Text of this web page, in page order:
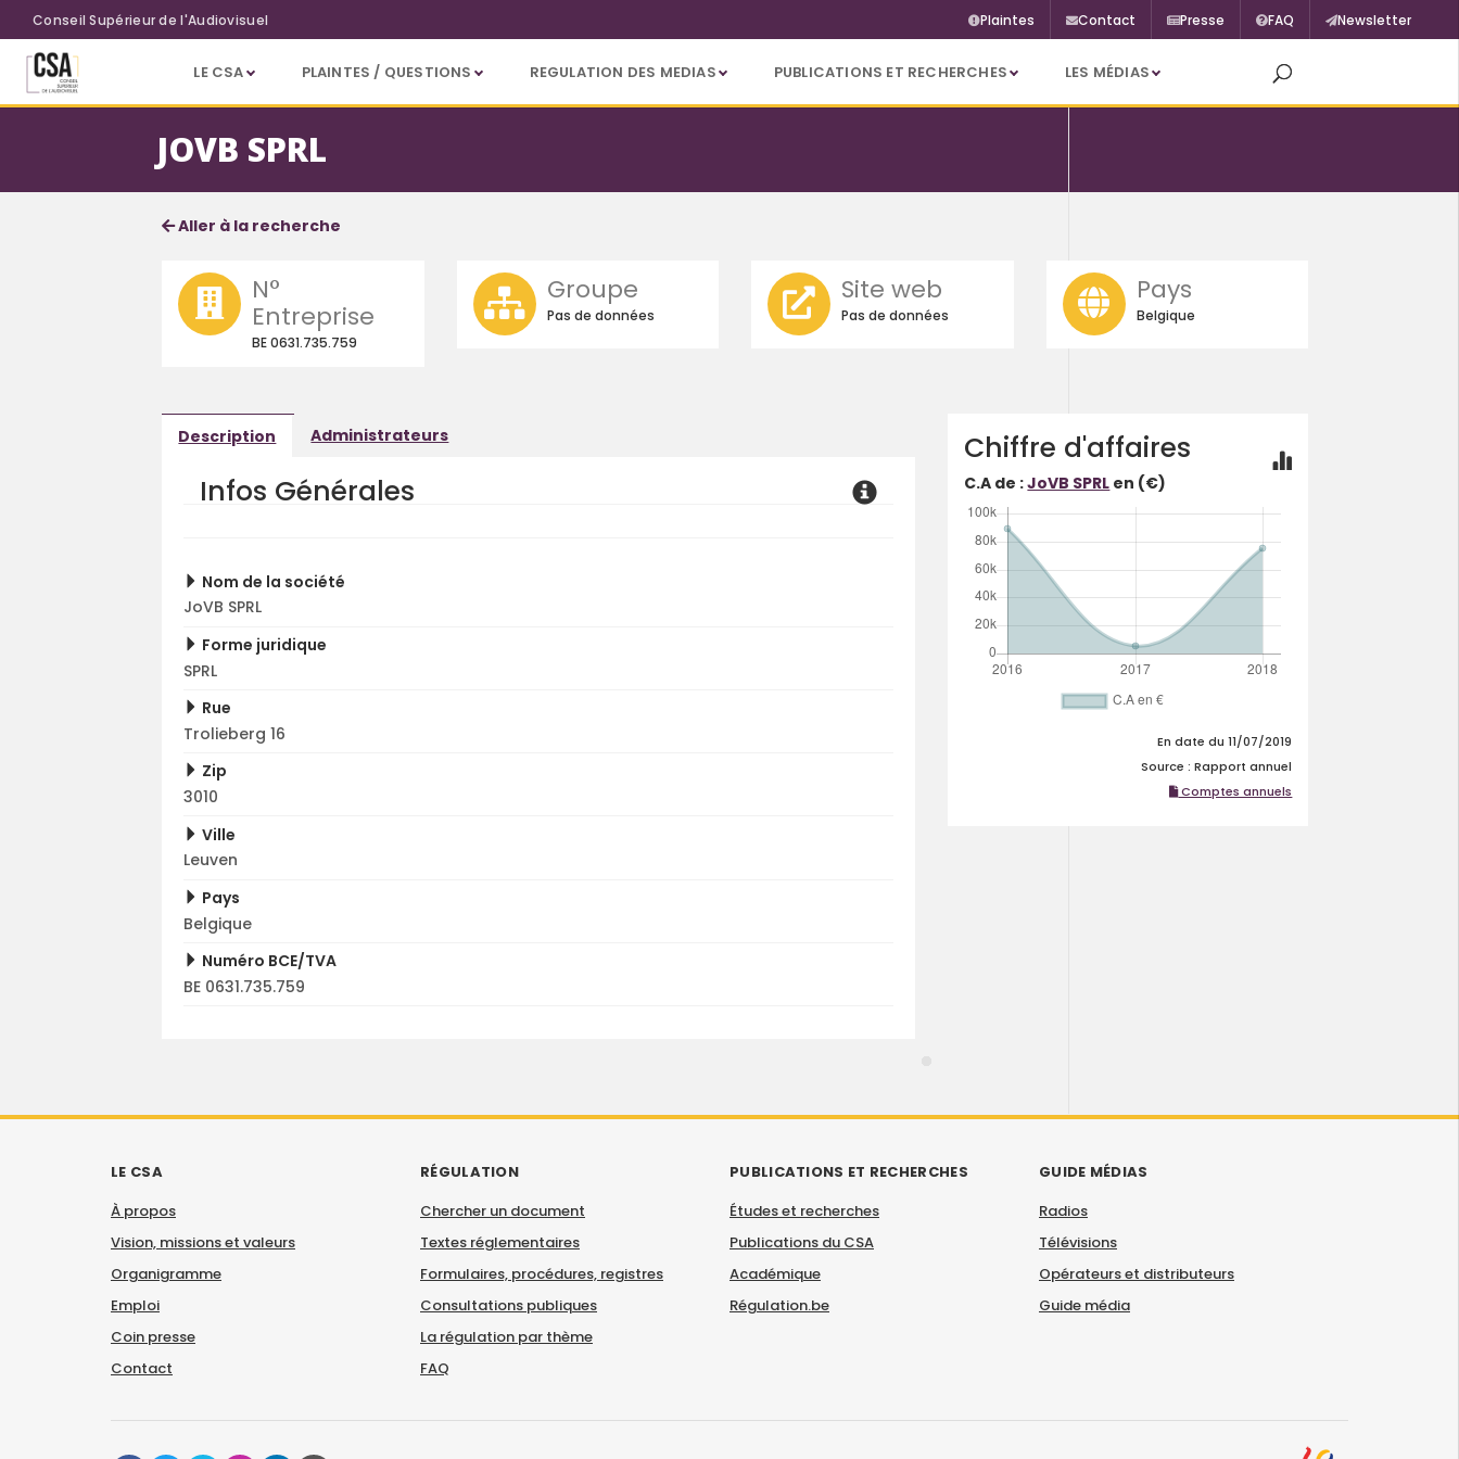
Aller au contenu principal
Conseil Supérieur de l'Audiovisuel Plaintes Contact Presse FAQ Newsletter
LE CSA PLAINTES / QUESTIONS REGULATION DES MEDIAS PUBLICATIONS ET RECHERCHES LES MÉDIAS
JOVB SPRL
Fiche société
Informations détaillées
Aller à la recherche
N°
Entreprise
BE 0631.735.759
Groupe
Pas de données
Site web
Pas de données
Pays
Belgique
Description Administrateurs
Infos Générales
Nom de la société
JoVB SPRL
Forme juridique
SPRL
Rue
Trolieberg 16
Zip
3010
Ville
Leuven
Pays
Belgique
Numéro BCE/TVA
BE 0631.735.759
Chiffre d'affaires
C.A de :JoVB SPRL en (€)
En date du 11/07/2019
Source : Rapport annuel
Comptes annuels
LE CSA
À propos
Vision, missions et valeurs
Organigramme
Emploi
Coin presse
Contact
RÉGULATION
Chercher un document
Textes réglementaires
Formulaires, procédures, registres
Consultations publiques
La régulation par thème
FAQ
PUBLICATIONS ET RECHERCHES
Études et recherches
Publications du CSA
Académique
Régulation.be
GUIDE MÉDIAS
Radios
Télévisions
Opérateurs et distributeurs
Guide média